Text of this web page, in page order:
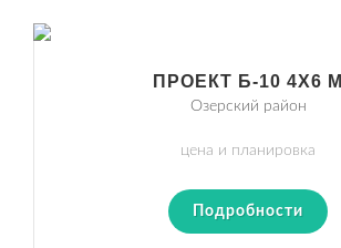
ПРОЕКТ Б-10 4Х6 М
Озерский район
цена и планировка
Подробности